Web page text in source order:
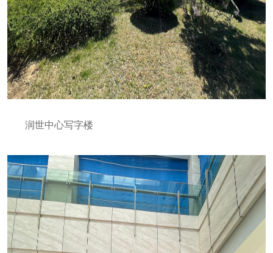
润世中心写字楼